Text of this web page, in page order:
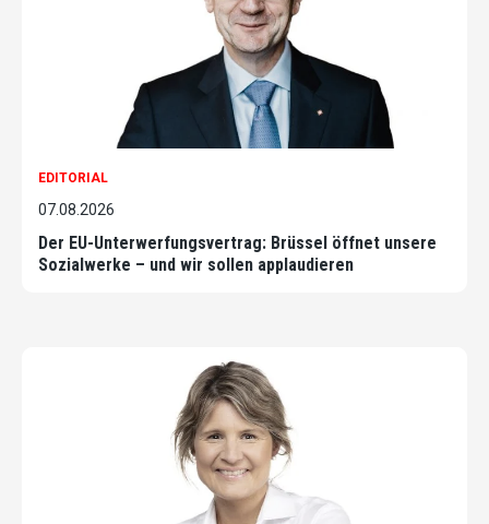
EDITORIAL
07.08.2026
Der EU-Unterwerfungsvertrag: Brüssel öffnet unsere
Sozialwerke – und wir sollen applaudieren